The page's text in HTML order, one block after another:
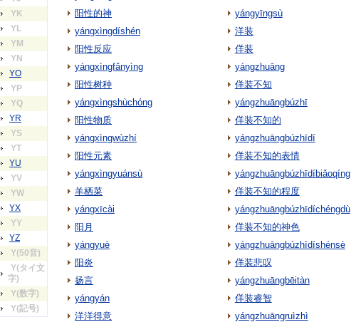
YK
YL
YM
YN
YO
YP
YQ
YR
YS
YT
YU
YV
YW
YX
YY
YZ
Y(50音)
Y(タイ文
字)
Y(数字)
Y(記号)
阳性的神
yángxìngdíshén
阳性反应
yángxìngfǎnyìng
阳性树种
yángxìngshùchóng
阳性物质
yángxìngwùzhí
阳性元素
yángxìngyuánsù
羊栖菜
yángxīcài
阳月
yángyuè
阳炎
扬言
yángyán
洋洋得意
yángyīngsù
洋装
佯装
yángzhuāng
佯装不知
yángzhuāngbúzhī
佯装不知的
yángzhuāngbúzhīdí
佯装不知的表情
yángzhuāngbúzhīdíbiǎoqíng
佯装不知的程度
yángzhuāngbúzhīdíchéngdù
佯装不知的神色
yángzhuāngbúzhīdíshénsè
佯装悲叹
yángzhuāngbēitàn
佯装睿智
yángzhuāngruìzhì